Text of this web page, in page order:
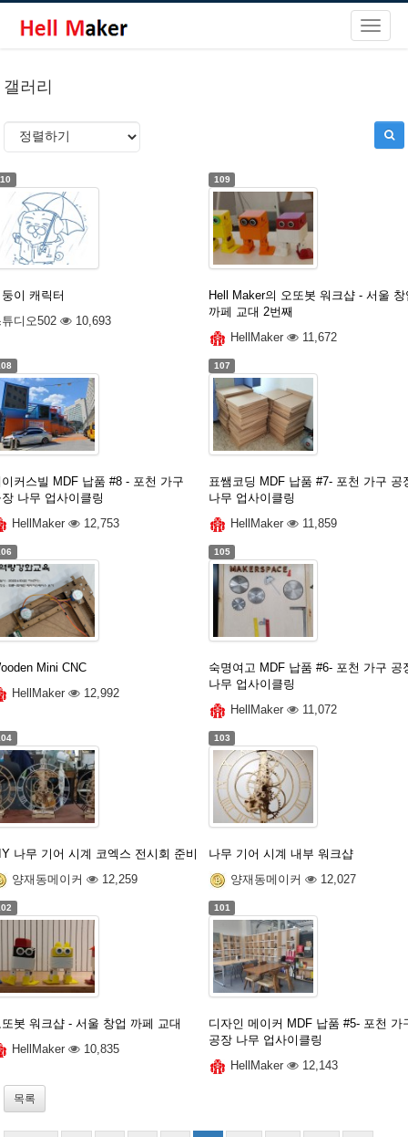
갤러리
이 캐릭터
튜디오502
10,693
109
Hell Maker의 오또봇 워크샵 - 서울 창
까페 교대 2번째
HellMaker
11,672
이커스빌 MDF 납품 #8 - 포천 가구
나무 업사이클링
HellMaker
12,753
107
표쌤코딩 MDF 납품 #7- 포천 가구 공
나무 업사이클링
HellMaker
11,859
Mini CNC
HellMaker
12,992
105
숙명여고 MDF 납품 #6- 포천 가구 공
나무 업사이클링
HellMaker
11,072
나무 기어 시계 코엑스 전시회 준비
양재동메이커
12,259
103
나무 기어 시계 내부 워크샵
양재동메이커
12,027
또봇 워크샵 - 서울 창업 까페 교대
HellMaker
10,835
101
디자인 메이커 MDF 납품 #5- 포천 가
공장 나무 업사이클링
HellMaker
12,143
목록